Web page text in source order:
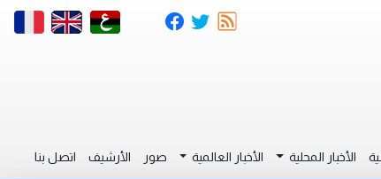
الأخبار المحلية الأخبار العالمية صور الأرشيف اتصل بنا